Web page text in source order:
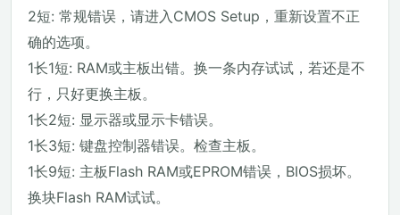
2短: 常规错误，请进入CMOS Setup，重新设置不正
确的选项。
1长1短: RAM或主板出错。换一条内存试试，若还是不
行，只好更换主板。
1长2短: 显示器或显示卡错误。
1长3短: 键盘控制器错误。检查主板。
1长9短: 主板Flash RAM或EPROM错误，BIOS损坏。
换块Flash RAM试试。